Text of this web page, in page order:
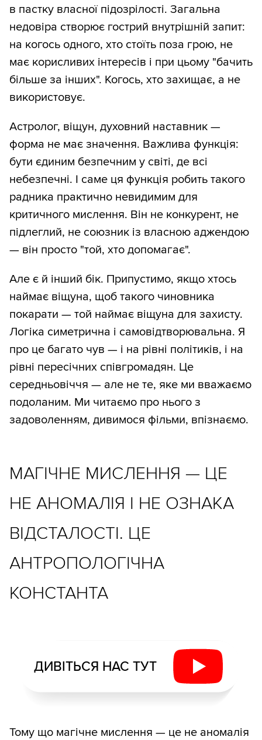
в пастку власної підозрілості. Загальна
недовіра створює гострий внутрішній запит:
на когось одного, хто стоїть поза грою, не
має корисливих інтересів і при цьому "бачить
більше за інших". Когось, хто захищає, а не
використовує.
Астролог, віщун, духовний наставник —
форма не має значення. Важлива функція:
бути єдиним безпечним у світі, де всі
небезпечні. І саме ця функція робить такого
радника практично невидимим для
критичного мислення. Він не конкурент, не
підлеглий, не союзник із власною аджендою
— він просто "той, хто допомагає".
Але є й інший бік. Припустимо, якщо хтось
наймає віщуна, щоб такого чиновника
покарати — той наймає віщуна для захисту.
Логіка симетрична і самовідтворювальна. Я
про це багато чув — і на рівні політиків, і на
рівні пересічних співгромадян. Це
середньовіччя — але не те, яке ми вважаємо
подоланим. Ми читаємо про нього з
задоволенням, дивимося фільми, впізнаємо.
МАГІЧНЕ МИСЛЕННЯ — ЦЕ
НЕ АНОМАЛІЯ І НЕ ОЗНАКА
ВІДСТАЛОСТІ. ЦЕ
АНТРОПОЛОГІЧНА
КОНСТАНТА
ДИВІТЬСЯ НАС ТУТ
Тому що магічне мислення — це не аномалія